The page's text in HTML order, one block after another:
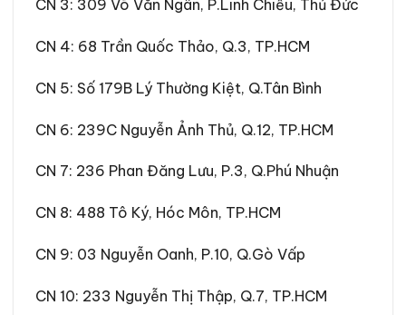
CN 3: 309 Võ Văn Ngân, P.Linh Chiểu, Thủ Đức
CN 4: 68 Trần Quốc Thảo, Q.3, TP.HCM
CN 5: Số 179B Lý Thường Kiệt, Q.Tân Bình
CN 6: 239C Nguyễn Ảnh Thủ, Q.12, TP.HCM
CN 7: 236 Phan Đăng Lưu, P.3, Q.Phú Nhuận
CN 8: 488 Tô Ký, Hóc Môn, TP.HCM
CN 9: 03 Nguyễn Oanh, P.10, Q.Gò Vấp
CN 10: 233 Nguyễn Thị Thập, Q.7, TP.HCM